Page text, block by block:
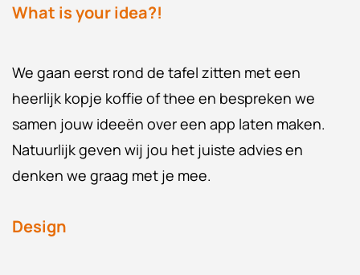
What is your idea?!
We gaan eerst rond de tafel zitten met een
heerlijk kopje koffie of thee en bespreken we
samen jouw ideeën over een app laten maken.
Natuurlijk geven wij jou het juiste advies en
denken we graag met je mee.
Design